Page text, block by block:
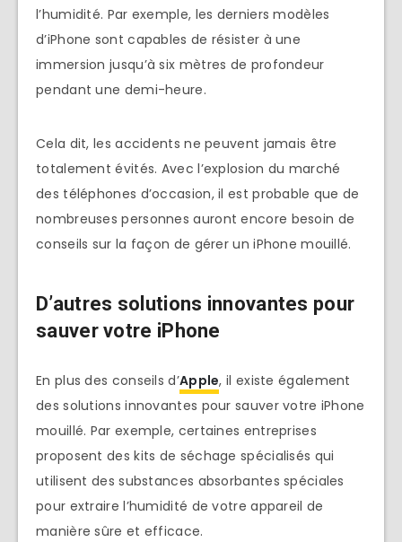
l’humidité. Par exemple, les derniers modèles
d’iPhone sont capables de résister à une
immersion jusqu’à six mètres de profondeur
pendant une demi-heure.
Cela dit, les accidents ne peuvent jamais être
totalement évités. Avec l’explosion du marché
des téléphones d’occasion, il est probable que de
nombreuses personnes auront encore besoin de
conseils sur la façon de gérer un iPhone mouillé.
D’autres solutions innovantes pour
sauver votre iPhone
En plus des conseils d’Apple, il existe également
des solutions innovantes pour sauver votre iPhone
mouillé. Par exemple, certaines entreprises
proposent des kits de séchage spécialisés qui
utilisent des substances absorbantes spéciales
pour extraire l’humidité de votre appareil de
manière sûre et efficace.